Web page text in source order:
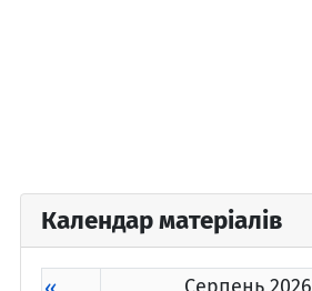
Календар матеріалів